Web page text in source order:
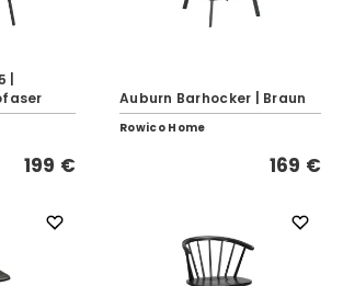
199 €
Auburn Barhocker | Braun
Rowico Home
169 €